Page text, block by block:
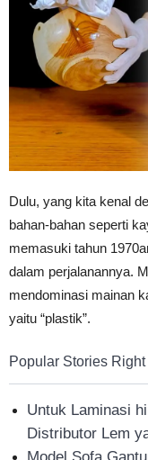
Dulu, yang kita kenal
bahan-bahan seperti
memasuki tahun
dalam perjalanannya.
mendominasi mainan
yaitu “plastik”.
Popular Stories
Untuk Laminasi
Distributor Lem